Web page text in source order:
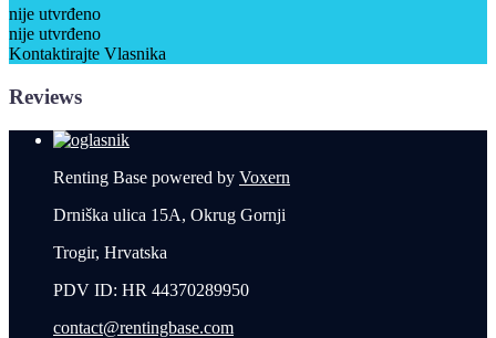
nije utvrđeno
nije utvrđeno
Kontaktirajte Vlasnika
Reviews
Renting Base powered by Voxern
Drniška ulica 15A, Okrug Gornji
Trogir, Hrvatska
PDV ID: HR 44370289950
contact@rentingbase.com